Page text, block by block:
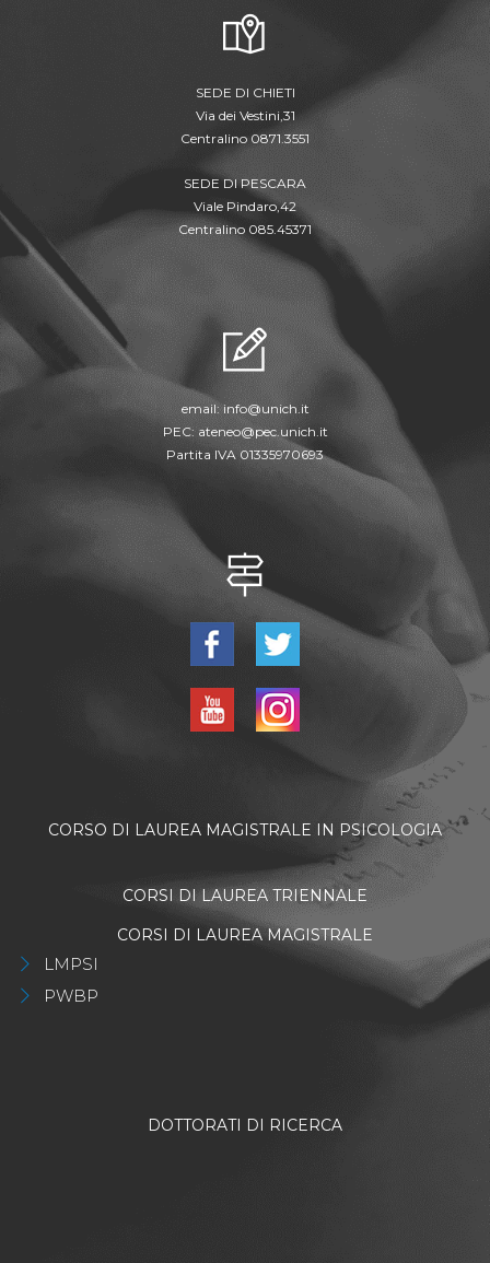
SEDE DI CHIETI
Via dei Vestini,31
Centralino 0871.3551
SEDE DI PESCARA
Viale Pindaro,42
Centralino 085.45371
email: info@unich.it
PEC: ateneo@pec.unich.it
Partita IVA 01335970693
CORSO DI LAUREA MAGISTRALE IN PSICOLOGIA
CORSI DI LAUREA TRIENNALE
CORSI DI LAUREA MAGISTRALE
LMPSI
PWBP
DOTTORATI DI RICERCA